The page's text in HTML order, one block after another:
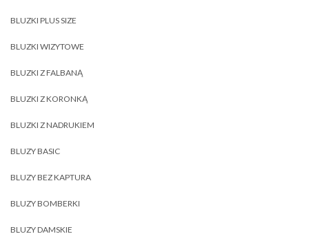
BLUZKI PLUS SIZE
BLUZKI WIZYTOWE
BLUZKI Z FALBANĄ
BLUZKI Z KORONKĄ
BLUZKI Z NADRUKIEM
BLUZY BASIC
BLUZY BEZ KAPTURA
BLUZY BOMBERKI
BLUZY DAMSKIE